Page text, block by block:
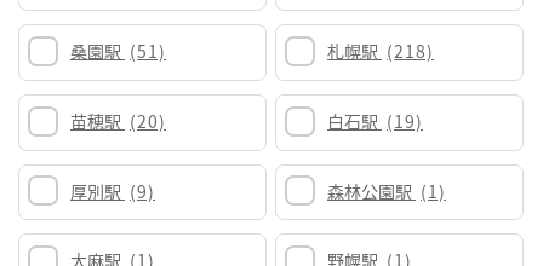
桑園駅 (51) 札幌駅 (218)
苗穂駅 (20) 白石駅 (19)
厚別駅 (9) 森林公園駅 (1)
大麻駅 (1) 野幌駅 (1)